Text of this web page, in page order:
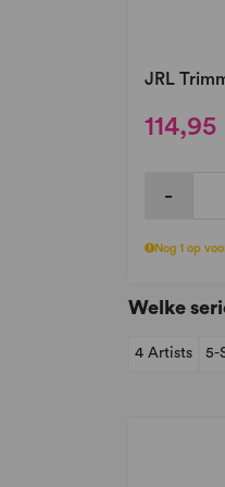
JRL
114,95
-
Nog 1 op
Welke
4 Artists 5-